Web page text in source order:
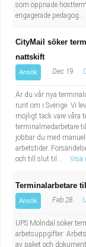
som öppnade
engagerade pedagog...
CityMail söker
nattskift
Ansök Dec 19
Är du vår nya
runt om i Sverige. Vi
möjligt tack vare våra
terminalmedarbetare
jobbar du med
arbetstider.
och till slut til...
Visa
Terminalarbetare
Ansök Feb 28
UPS Mölndal söker
arbetsuppgifter:
av paket och